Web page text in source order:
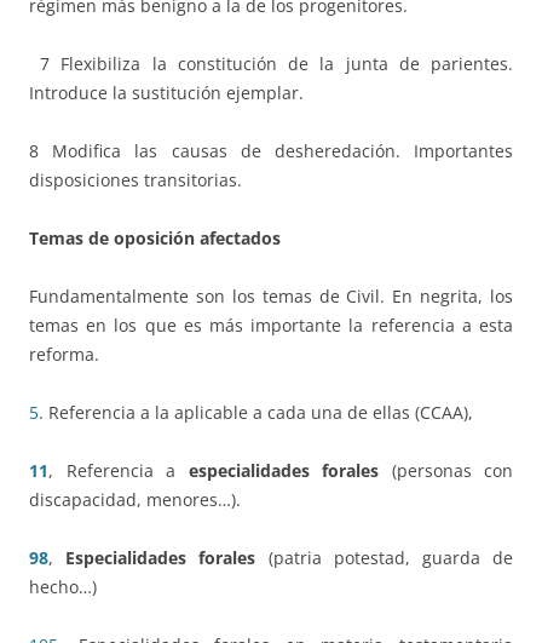
régimen más benigno a la de los progenitores.
7 Flexibiliza la constitución de la junta de parientes.
Introduce la sustitución ejemplar.
8 Modifica las causas de desheredación. Importantes
disposiciones transitorias.
Temas de oposición afectados
Fundamentalmente son los temas de Civil. En negrita, los
temas en los que es más importante la referencia a esta
reforma.
5. Referencia a la aplicable a cada una de ellas (CCAA),
11, Referencia a especialidades forales (personas con
discapacidad, menores…).
98, Especialidades forales (patria potestad, guarda de
hecho…)